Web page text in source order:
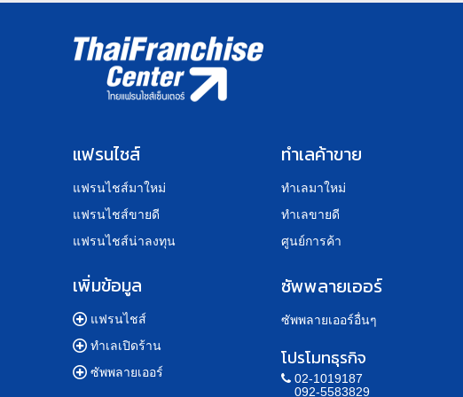
แฟรนไชส์
แฟรนไชส์มาใหม่
แฟรนไชส์ขายดี
แฟรนไชส์น่าลงทุน
เพิ่มข้อมูล
แฟรนไชส์
ทำเลเปิดร้าน
ซัพพลายเออร์
ทำเลค้าขาย
ทำเลมาใหม่
ทำเลขายดี
ศูนย์การค้า
ซัพพลายเออร์
ซัพพลายเออร์อื่นๆ
โปรโมทธุรกิจ
02-1019187
092-5583829